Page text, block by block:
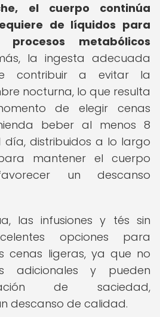
el cuerpo continúa
de líquidos para
metabólicos
la ingesta adecuada
contribuir a evitar la
nocturna, lo que resulta
de elegir cenas
beber al menos 8
distribuidos a lo largo
mantener el cuerpo
un descanso
las infusiones y tés sin
opciones para
cenas ligeras, ya que no
adicionales y pueden
de saciedad,
descanso de calidad.